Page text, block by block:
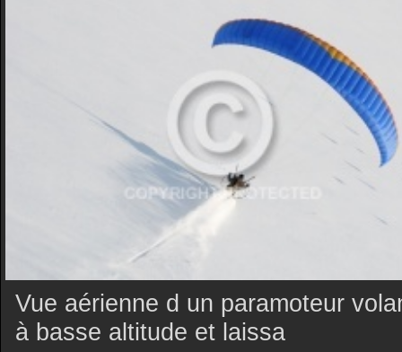
Vue aérienne d un paramoteur
à basse altitude et laissa